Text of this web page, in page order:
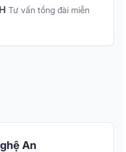
Tư vấn tổng đài miễn
An